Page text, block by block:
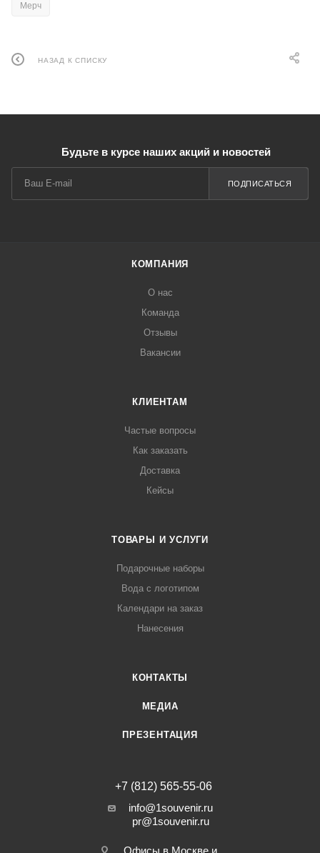
Мерч
НАЗАД К СПИСКУ
Будьте в курсе наших акций и новостей
ПОДПИСАТЬСЯ
КОМПАНИЯ
О нас
Команда
Отзывы
Вакансии
КЛИЕНТАМ
Частые вопросы
Как заказать
Доставка
Кейсы
ТОВАРЫ И УСЛУГИ
Подарочные наборы
Вода с логотипом
Календари на заказ
Нанесения
КОНТАКТЫ
МЕДИА
ПРЕЗЕНТАЦИЯ
+7 (812) 565-55-06
info@1souvenir.ru
pr@1souvenir.ru
Офисы в Москве и